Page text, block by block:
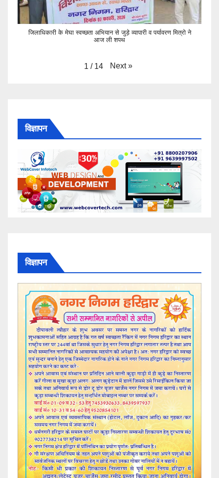
जिलाधिकारी के मेघा स्वच्छता अभियान से जुड़े व्यापारी व पर्यावरण मित्रो ने
आज ली शपथ
1 / 14 Next »
विज्ञापन
विज्ञापन